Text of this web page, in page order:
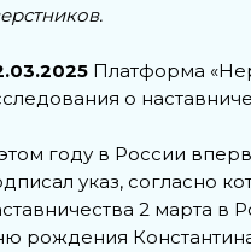
Платформа
о
году в России
указ, согласно
2 марта в
рождения